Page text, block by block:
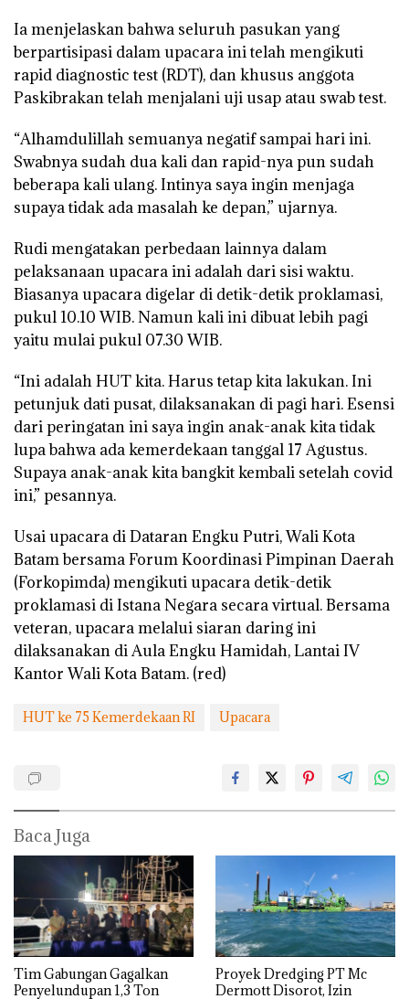
Ia menjelaskan bahwa seluruh pasukan yang
berpartisipasi dalam upacara ini telah mengikuti
rapid diagnostic test (RDT), dan khusus anggota
Paskibrakan telah menjalani uji usap atau swab test.
“Alhamdulillah semuanya negatif sampai hari ini.
Swabnya sudah dua kali dan rapid-nya pun sudah
beberapa kali ulang. Intinya saya ingin menjaga
supaya tidak ada masalah ke depan,” ujarnya.
Rudi mengatakan perbedaan lainnya dalam
pelaksanaan upacara ini adalah dari sisi waktu.
Biasanya upacara digelar di detik-detik proklamasi,
pukul 10.10 WIB. Namun kali ini dibuat lebih pagi
yaitu mulai pukul 07.30 WIB.
“Ini adalah HUT kita. Harus tetap kita lakukan. Ini
petunjuk dati pusat, dilaksanakan di pagi hari. Esensi
dari peringatan ini saya ingin anak-anak kita tidak
lupa bahwa ada kemerdekaan tanggal 17 Agustus.
Supaya anak-anak kita bangkit kembali setelah covid
ini,” pesannya.
Usai upacara di Dataran Engku Putri, Wali Kota
Batam bersama Forum Koordinasi Pimpinan Daerah
(Forkopimda) mengikuti upacara detik-detik
proklamasi di Istana Negara secara virtual. Bersama
veteran, upacara melalui siaran daring ini
dilaksanakan di Aula Engku Hamidah, Lantai IV
Kantor Wali Kota Batam. (red)
HUT ke 75 Kemerdekaan RI Upacara
Baca Juga
Tim Gabungan Gagalkan
Penyelundupan 1,3 Ton
Proyek Dredging PT Mc
Dermott Disorot, Izin